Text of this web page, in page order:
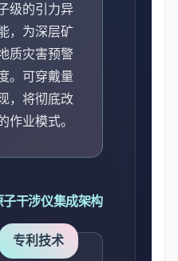
级的引力异
，为深层矿
质灾害预警
。可穿戴量
，将彻底改
作业模式。
子干涉仪集成架构
专利技术